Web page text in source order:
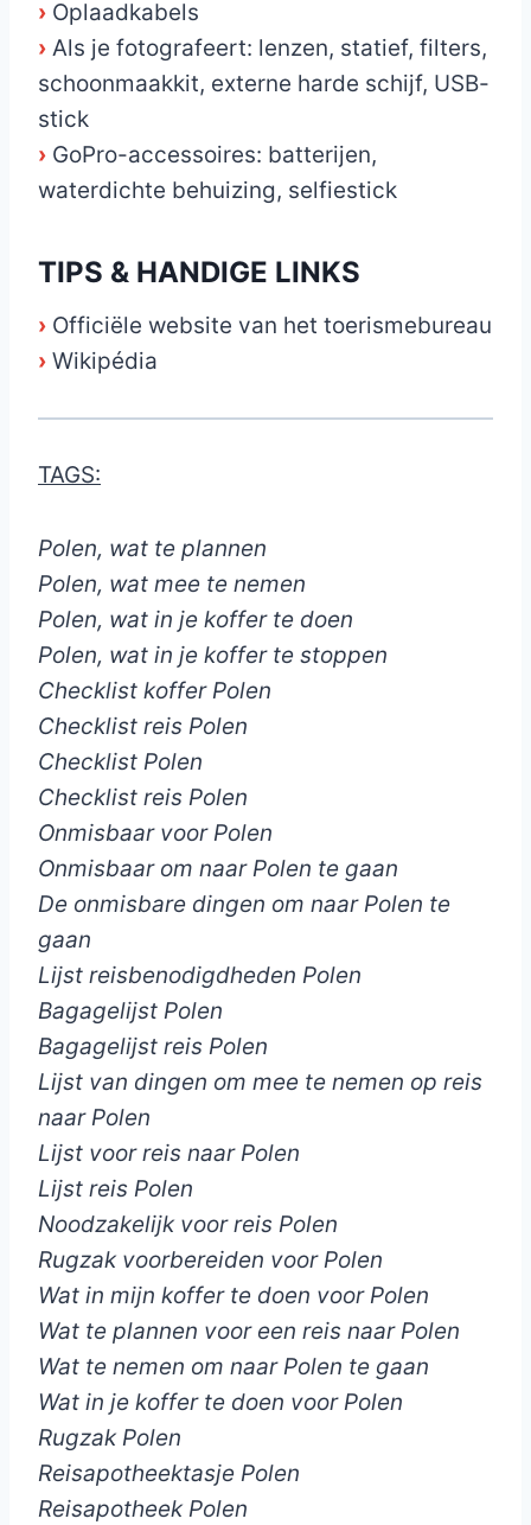
› Oplaadkabels
› Als je fotografeert: lenzen, statief, filters,
schoonmaakkit, externe harde schijf, USB-
stick
› GoPro-accessoires: batterijen,
waterdichte behuizing, selfiestick
TIPS & HANDIGE LINKS
› Officiële website van het toerismebureau
› Wikipédia
TAGS:
Polen, wat te plannen
Polen, wat mee te nemen
Polen, wat in je koffer te doen
Polen, wat in je koffer te stoppen
Checklist koffer Polen
Checklist reis Polen
Checklist Polen
Checklist reis Polen
Onmisbaar voor Polen
Onmisbaar om naar Polen te gaan
De onmisbare dingen om naar Polen te
gaan
Lijst reisbenodigdheden Polen
Bagagelijst Polen
Bagagelijst reis Polen
Lijst van dingen om mee te nemen op reis
naar Polen
Lijst voor reis naar Polen
Lijst reis Polen
Noodzakelijk voor reis Polen
Rugzak voorbereiden voor Polen
Wat in mijn koffer te doen voor Polen
Wat te plannen voor een reis naar Polen
Wat te nemen om naar Polen te gaan
Wat in je koffer te doen voor Polen
Rugzak Polen
Reisapotheektasje Polen
Reisapotheek Polen